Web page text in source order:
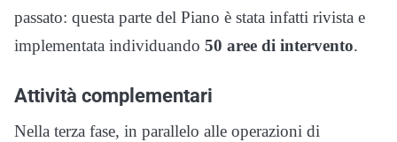
passato: questa parte del Piano è stata infatti rivista e
implementata individuando 50 aree di intervento.
Attività complementari
Nella terza fase, in parallelo alle operazioni di